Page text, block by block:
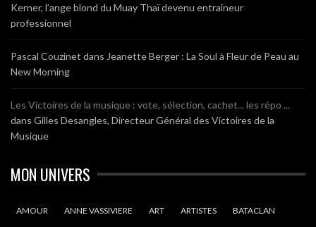
Kerner, l’ange blond du Muay Thaï devenu entraineur
professionnel
Pascal Couzinet dans Jeanette Berger : La Soul à Fleur de Peau au
New Morning
Les Victoires de la musique : vote, sélection, cachet... les répo ...
dans Gilles Desangles, Directeur Général des Victoires de la
Musique
MON UNIVERS
AMOUR ANNE VASSIVIERE ART ARTISTES BATACLAN